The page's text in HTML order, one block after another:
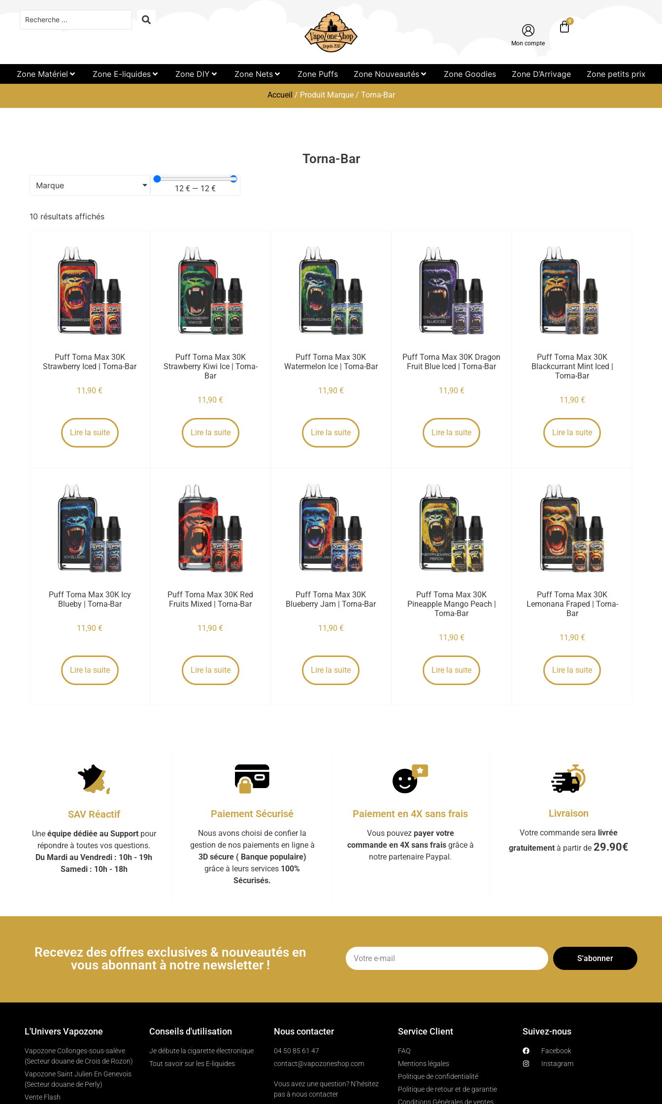
Mon compte
0
Zone Matériel Zone E-liquides Zone DIY Zone Nets Zone Puffs Zone Nouveautés Zone Goodies Zone D’Arrivage Zone petits prix
Accueil / Produit Marque / Torna-Bar
Torna-Bar
Marque 12 € — 12 €
10 résultats affichés
Puff Torna Max 30K
Strawberry Iced | Torna-Bar
11,90€
Lire la suite
Puff Torna Max 30K
Strawberry Kiwi Ice | Torna-
Bar
11,90€
Lire la suite
Puff Torna Max 30K
Watermelon Ice | Torna-Bar
11,90 €
Lire la suite
Puff Torna Max 30K Dragon
Fruit Blue Iced | Torna-Bar
11,90 €
Lire la suite
Puff Torna Max 30K
Blackcurrant Mint Iced |
Torna-Bar
11,90 €
Lire la suite
Puff Torna Max 30K Icy
Blueby | Torna-Bar
11,90€
Lire la suite
Puff Torna Max 30K Red
Fruits Mixed | Torna-Bar
11,90€
Lire la suite
Puff Torna Max 30K
Blueberry Jam | Torna-Bar
11,90 €
Lire la suite
Puff Torna Max 30K
Pineapple Mango Peach |
Torna-Bar
11,90 €
Lire la suite
Puff Torna Max 30K
Lemonana Fraped | Torna-
Bar
11,90 €
Lire la suite
SAV Réactif
Une équipe dédiée au Supportpour
répondre à toutes vos questions.
Du Mardi au Vendredi : 10h - 19h
Samedi : 10h - 18h
Paiement Sécurisé
Nous avons choisi de confier la
gestion de nos paiements en ligne à
3D sécure ( Banque populaire)
grâce à leurs services 100%
Sécurisés.
Paiement en 4X sans frais
Vous pouvez payer votre
commande en 4X sans fraisgrâce à
notre partenaire Paypal.
Livraison
Votre commande sera livrée
gratuitementà partir de 29.90€
Recevez des offres exclusives & nouveautés en
vous abonnant à notre newsletter !
S'abonner
L'Univers Vapozone
Vapozone Collonges-sous-salève
(Secteur douane de Crois de Rozon)
Vapozone Saint Julien En Genevois
(Secteur douane de Perly)
Vente Flash
Conseils d'utilisation
Je débute la cigarette électronique
Tout savoir sur les E-liquides
Nous contacter
04 50 85 61 47
contact@vapozoneshop.com
Vous avez une question? N’hésitez
pas à nous contacter
Service Client
FAQ
Mentions légales
Politique de confidentialité
Politique de retour et de garantie
Conditions Générales de ventes
Suivez-nous
Facebook
Instagram